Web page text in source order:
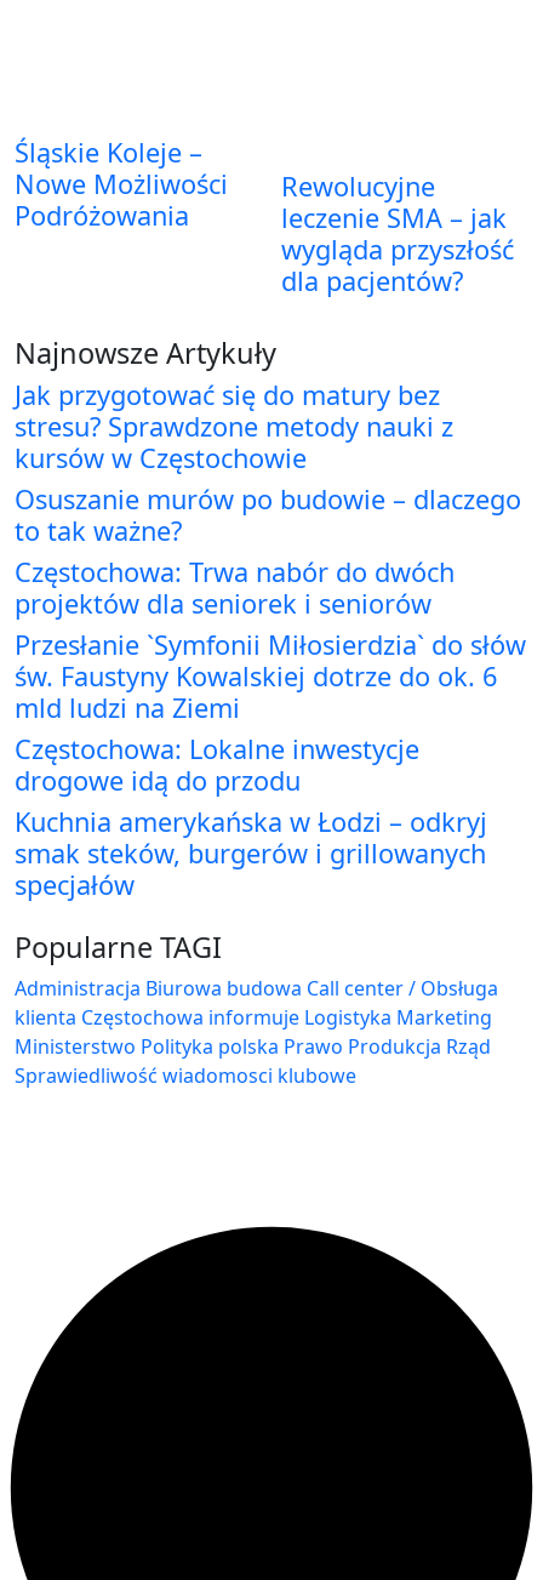
Śląskie Koleje –
Nowe Możliwości
Podróżowania
Rewolucyjne
leczenie SMA – jak
wygląda przyszłość
dla pacjentów?
Najnowsze Artykuły
Jak przygotować się do matury bez
stresu? Sprawdzone metody nauki z
kursów w Częstochowie
Osuszanie murów po budowie – dlaczego
to tak ważne?
Częstochowa: Trwa nabór do dwóch
projektów dla seniorek i seniorów
Przesłanie `Symfonii Miłosierdzia` do słów
św. Faustyny Kowalskiej dotrze do ok. 6
mld ludzi na Ziemi
Częstochowa: Lokalne inwestycje
drogowe idą do przodu
Kuchnia amerykańska w Łodzi – odkryj
smak steków, burgerów i grillowanych
specjałów
Popularne TAGI
Administracja Biurowa budowa Call center / Obsługa
klienta Częstochowa informuje Logistyka Marketing
Ministerstwo Polityka polska Prawo Produkcja Rząd
Sprawiedliwość wiadomosci klubowe